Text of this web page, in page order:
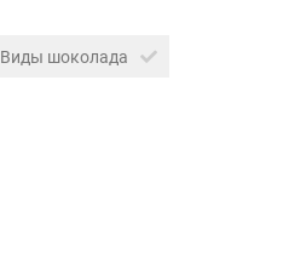
Виды шоколада